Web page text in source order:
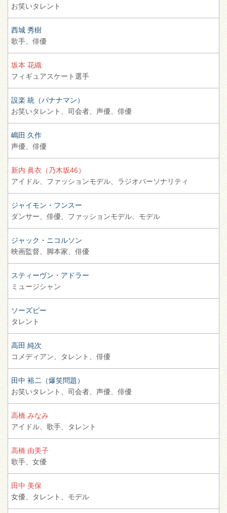
お笑いタレント
西城 秀樹
歌手、 俳優
坂本 花織
フィギュアスケート選手
設楽 統（バナナマン）
お笑いタレント、 司会者、 声優、 俳優
嶋田 久作
声優、 俳優
新内 眞衣（乃木坂46）
アイドル、 ファッションモデル、 ラジオパーソナリティ
ジャイモン・フンスー
ダンサー、 俳優、 ファッションモデル、 モデル
ジャック・ニコルソン
映画監督、
脚本家、 俳優
スティーヴン・アドラー
ミュージシャン
ソーズビー
タレント
高田 純次
コメディアン、
タレント、 俳優
田中 裕二（爆笑問題）
お笑いタレント、 司会者、 声優、 俳優
高橋 みなみ
アイドル、 歌手、 タレント
高橋 由美子
歌手、 女優
田中 美保
女優、
タレント、 モデル